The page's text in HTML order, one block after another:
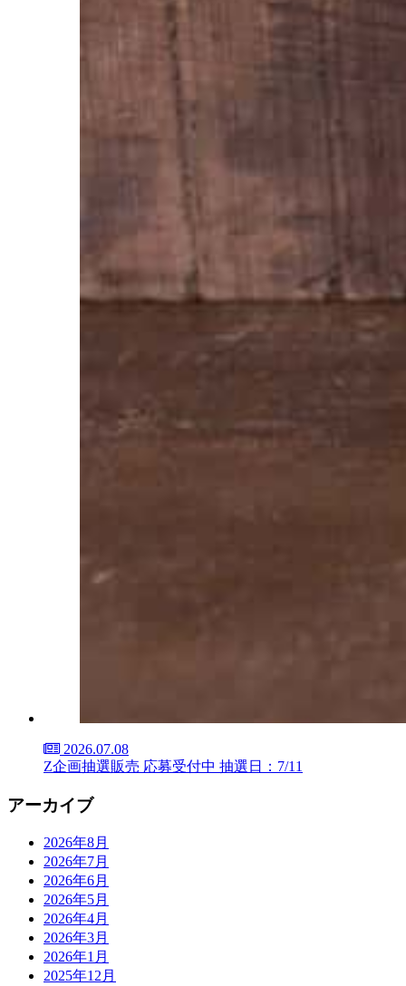
2026.07.08
Z企画抽選販売 応募受付中 抽選日：7/11
アーカイブ
2026年8月
2026年7月
2026年6月
2026年5月
2026年4月
2026年3月
2026年1月
2025年12月